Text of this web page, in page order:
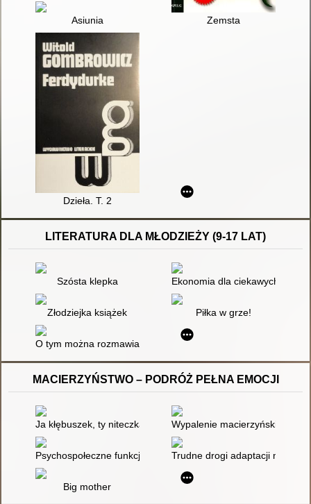
Asiunia Zemsta
Dzieła. T. 2
LITERATURA DLA MŁODZIEŻY (9-17 LAT)
Szósta klepka Ekonomia dla ciekawych, czyli
Złodziejka książek Piłka w grze!
O tym można rozmawiać tylko z królikami
MACIERZYŃSTWO – PODRÓŻ PEŁNA EMOCJI
Ja kłębuszek, ty niteczka Wypalenie macierzyńskie : jak
Psychospołeczne funkcjonowanie matek z rodzin
Trudne drogi adaptacji matek
Big mother